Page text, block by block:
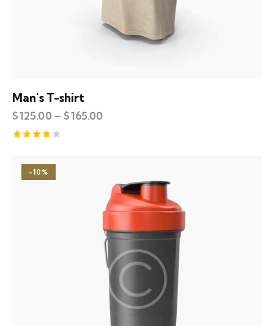
Man’s T-shirt
$125.00 – $165.00
out of
-10%